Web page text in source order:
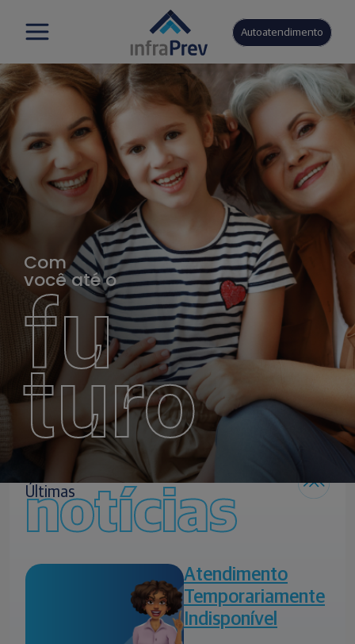
Autoatendimento
Com
você até o
fu
turo
Últimas
notícias
Atendimento
Temporariamente
Indisponível